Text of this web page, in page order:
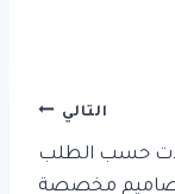
التالي
حسب الطلب
تصاميم مخصصة